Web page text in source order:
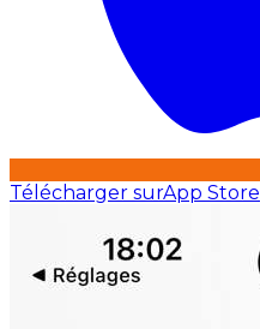
Télécharger surApp Store